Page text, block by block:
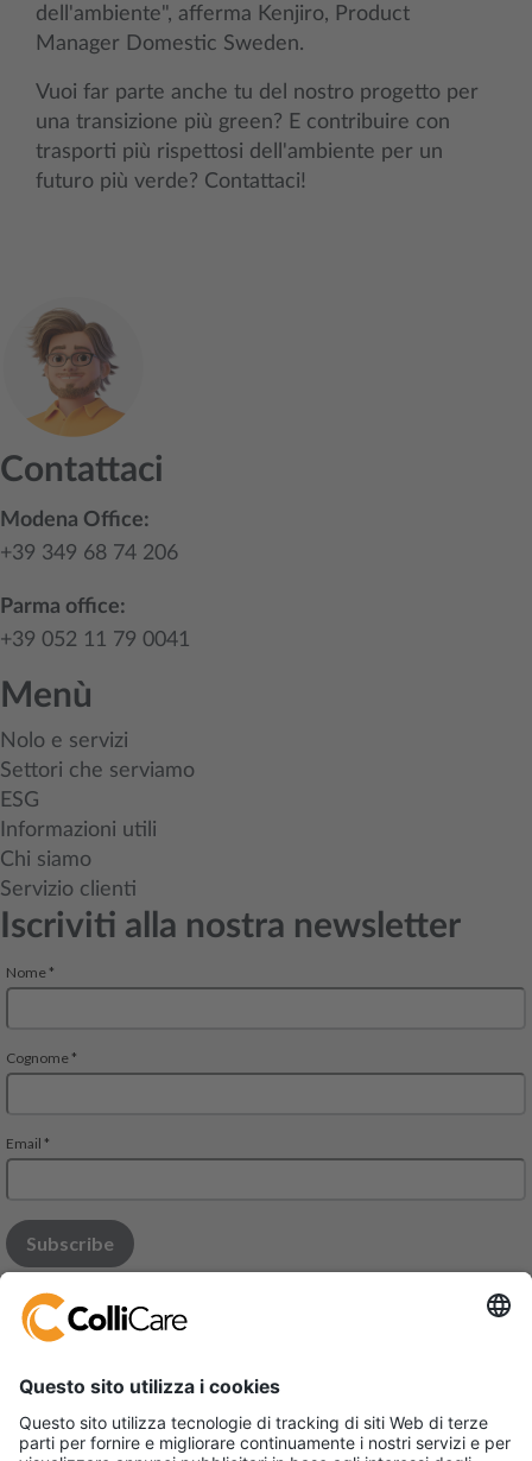
dell'ambiente", afferma Kenjiro, Product
Manager Domestic Sweden.
Vuoi far parte anche tu del nostro progetto per
una transizione più green? E contribuire con
trasporti più rispettosi dell'ambiente per un
futuro più verde? Contattaci!
Contattaci
Modena Office:
+39 349 68 74 206
Parma office:
+39 052 11 79 0041
Menù
Nolo e servizi
Settori che serviamo
ESG
Informazioni utili
Chi siamo
Servizio clienti
Iscriviti alla nostra newsletter
Modena Office: